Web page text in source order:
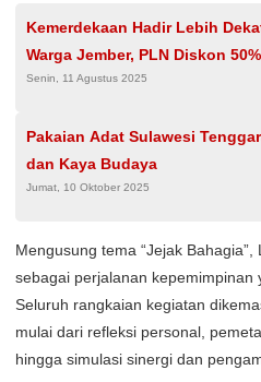
Kemerdekaan Hadir Lebih
Warga Jember, PLN Diskon
Pelanggan Tambah Daya
Senin, 11 Agustus 2025
Pakaian Adat Sulawesi
dan Kaya Budaya
Jumat, 10 Oktober 2025
Mengusung tema “Jejak
sebagai perjalanan kepemimpinan
Seluruh rangkaian kegiatan
mulai dari refleksi personal,
hingga simulasi sinergi dan